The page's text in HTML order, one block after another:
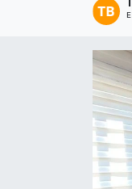
Magazin
Etkinlikler